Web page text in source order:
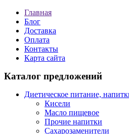
Главная
Блог
Доставка
Оплата
Контакты
Карта сайта
Каталог предложений
Диетическое питание,
Кисели
Масло пищевое
Прочие напитки
Сахарозаменители